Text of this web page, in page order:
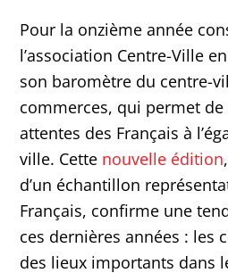
Pour la onzième année
l’association Centre-Ville
son baromètre du centre-
commerces, qui permet
attentes des Français à
ville. Cette nouvelle édition
d’un échantillon
Français, confirme une
ces dernières années : les
des lieux importants dans